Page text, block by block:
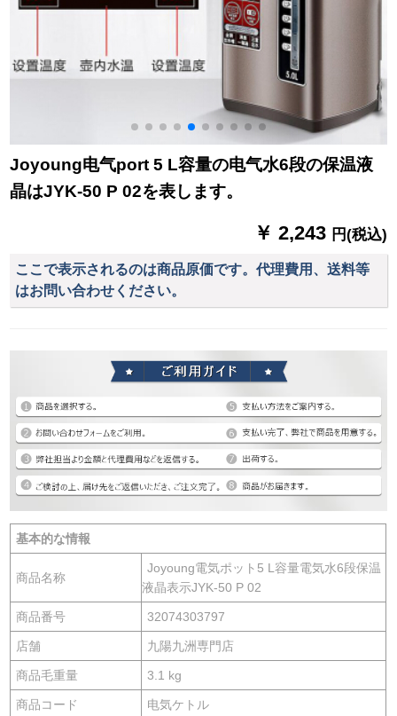
Joyoung电气port 5 L容量の电气水6段の保温液
晶はJYK-50 P 02を表します。
￥ 2,243 円(税込)
ここで表示されるのは商品原価です。代理費用、送料等
はお問い合わせください。
基本的な情報
商品名称
Joyoung電気ポット5 L容量電気水6段保温
液晶表示JYK-50 P 02
商品番号 32074303797
店舗 九陽九洲専門店
商品毛重量 3.1 kg
商品コード 电気ケトル